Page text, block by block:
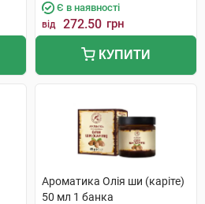
Є в наявності
від 272.50 грн
КУПИТИ
Ароматика Олія ши (каріте)
50 мл 1 банка